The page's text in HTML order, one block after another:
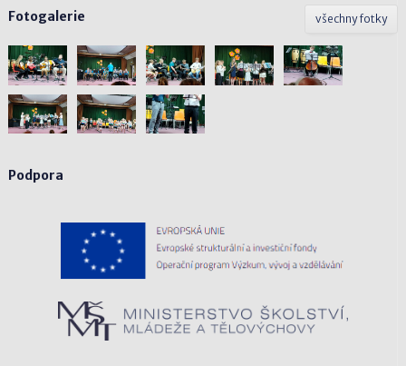
všechny fotky
Fotogalerie
Podpora